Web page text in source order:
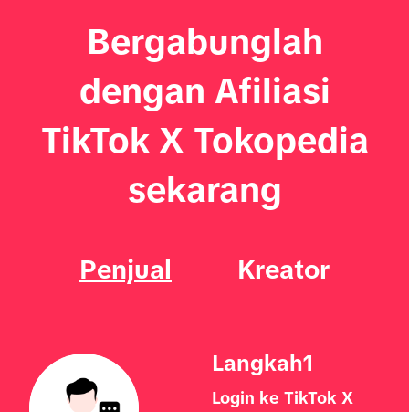
Bergabunglah
dengan Afiliasi
TikTok X Tokopedia
sekarang
Penjual Kreator
Langkah1
Login ke TikTok X